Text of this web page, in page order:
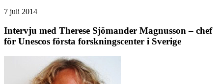
7 juli 2014
Intervju med Therese Sjömander Magnusson – chef
för Unescos första forskningscenter i Sverige